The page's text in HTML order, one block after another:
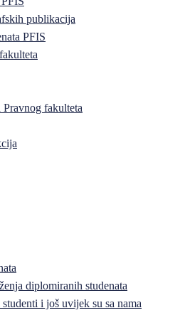
publikacija
PFIS
Pravnog fakulteta
diplomiranih studenata
i još uvijek su sa nama